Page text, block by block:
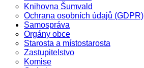
Knihovna Šumvald
Ochrana osobních údajů (GDPR)
Samospráva
Orgány obce
Starosta a místostarosta
Zastupitelstvo
Komise